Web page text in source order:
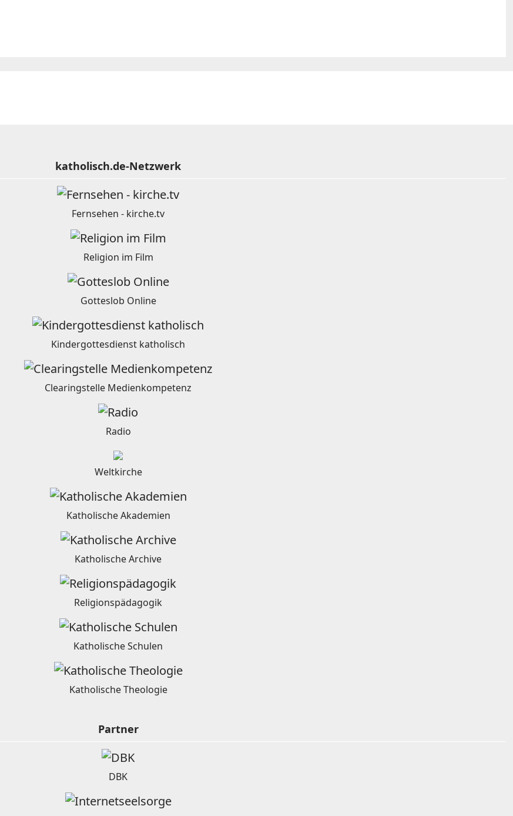
katholisch.de-Netzwerk
Fernsehen - kirche.tv
Religion im Film
Gotteslob Online
Kindergottesdienst katholisch
Clearingstelle Medienkompetenz
Radio
Weltkirche
Katholische Akademien
Katholische Archive
Religionspädagogik
Katholische Schulen
Katholische Theologie
Partner
DBK